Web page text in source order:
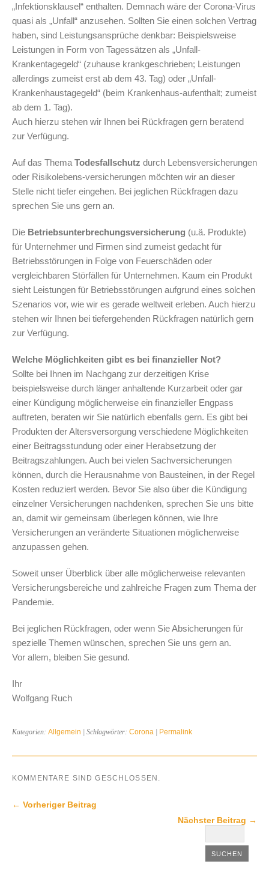
„Infektionsklausel“ enthalten. Demnach wäre der Corona-Virus
quasi als „Unfall“ anzusehen. Sollten Sie einen solchen Vertrag
haben, sind Leistungsansprüche denkbar: Beispielsweise
Leistungen in Form von Tagessätzen als „Unfall-
Krankentagegeld“ (zuhause krankgeschrieben; Leistungen
allerdings zumeist erst ab dem 43. Tag) oder „Unfall-
Krankenhaustagegeld“ (beim Krankenhaus-aufenthalt; zumeist
ab dem 1. Tag).
Auch hierzu stehen wir Ihnen bei Rückfragen gern beratend
zur Verfügung.
Auf das Thema Todesfallschutz durch Lebensversicherungen
oder Risikolebens-versicherungen möchten wir an dieser
Stelle nicht tiefer eingehen. Bei jeglichen Rückfragen dazu
sprechen Sie uns gern an.
Die Betriebsunterbrechungsversicherung (u.ä. Produkte)
für Unternehmer und Firmen sind zumeist gedacht für
Betriebsstörungen in Folge von Feuerschäden oder
vergleichbaren Störfällen für Unternehmen. Kaum ein Produkt
sieht Leistungen für Betriebsstörungen aufgrund eines solchen
Szenarios vor, wie wir es gerade weltweit erleben. Auch hierzu
stehen wir Ihnen bei tiefergehenden Rückfragen natürlich gern
zur Verfügung.
Welche Möglichkeiten gibt es bei finanzieller Not?
Sollte bei Ihnen im Nachgang zur derzeitigen Krise
beispielsweise durch länger anhaltende Kurzarbeit oder gar
einer Kündigung möglicherweise ein finanzieller Engpass
auftreten, beraten wir Sie natürlich ebenfalls gern. Es gibt bei
Produkten der Altersversorgung verschiedene Möglichkeiten
einer Beitragsstundung oder einer Herabsetzung der
Beitragszahlungen. Auch bei vielen Sachversicherungen
können, durch die Herausnahme von Bausteinen, in der Regel
Kosten reduziert werden. Bevor Sie also über die Kündigung
einzelner Versicherungen nachdenken, sprechen Sie uns bitte
an, damit wir gemeinsam überlegen können, wie Ihre
Versicherungen an veränderte Situationen möglicherweise
anzupassen gehen.
Soweit unser Überblick über alle möglicherweise relevanten
Versicherungsbereiche und zahlreiche Fragen zum Thema der
Pandemie.
Bei jeglichen Rückfragen, oder wenn Sie Absicherungen für
spezielle Themen wünschen, sprechen Sie uns gern an.
Vor allem, bleiben Sie gesund.
Ihr
Wolfgang Ruch
Kategorien: Allgemein | Schlagwörter: Corona | Permalink
KOMMENTARE SIND GESCHLOSSEN.
← Vorheriger Beitrag
Nächster Beitrag →